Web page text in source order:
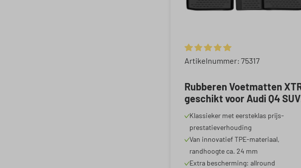
Gemiddelde waardering van 5 van
Artikelnummer: 75317
Rubberen Voetmatten
geschikt voor Audi Q4 SUV
07/2020-Vandaag, Q4
Sportback 06/2021-
Klassieker met eersteklas prijs-
prestatieverhouding
Van innovatief TPE-materiaal,
randhoogte ca. 24 mm
Extra bescherming: allround